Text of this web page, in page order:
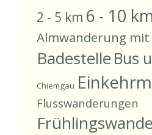
2 - 5 km 6 - 10
Almwanderung mit
Badestelle Bus
Chiemgau
Flusswanderungen